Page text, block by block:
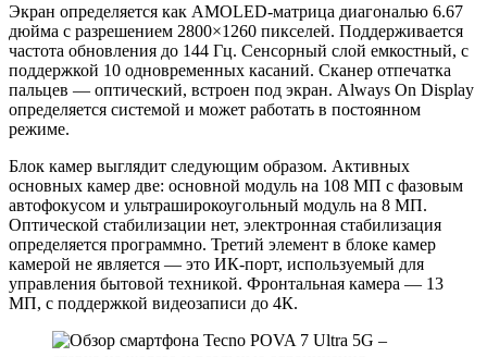
Экран определяется как AMOLED-матрица диагональю 6.67
дюйма с разрешением 2800×1260 пикселей. Поддерживается
частота обновления до 144 Гц. Сенсорный слой емкостный, с
поддержкой 10 одновременных касаний. Сканер отпечатка
пальцев — оптический, встроен под экран. Always On Display
определяется системой и может работать в постоянном
режиме.
Блок камер выглядит следующим образом. Активных
основных камер две: основной модуль на 108 МП с фазовым
автофокусом и ультраширокоугольный модуль на 8 МП.
Оптической стабилизации нет, электронная стабилизация
определяется программно. Третий элемент в блоке камер
камерой не является — это ИК-порт, используемый для
управления бытовой техникой. Фронтальная камера — 13
МП, с поддержкой видеозаписи до 4К.